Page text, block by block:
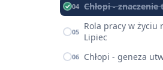
04 Chłopi -
05 Rola pracy w życiu
Lipiec
06 Chłopi - geneza